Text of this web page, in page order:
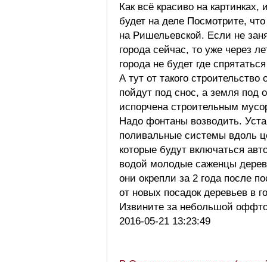
Как всё красиво на картинках,
будет на деле Посмотрите,
на Ришельевской. Если не
города сейчас, то уже через
города не будет где
А тут от такого
пойдут под снос, а земля под
испорчена строительным
Надо фонтаны возводить.
поливальные системы вдоль
которые будут включаться
водой молодые саженцы
они окрепли за 2 года после
от новых посадок деревьев в
Извините за небольшой
2016-05-21 13:23:49